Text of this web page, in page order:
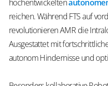
hochentwickelten
reichen. Während FTS auf
revolutionieren AMR die
Ausgestattet mit
autonom Hindernisse und